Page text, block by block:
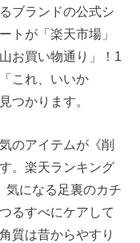
ブランドの公式シ
トが「楽天市場」
お買い物通り」！1
これ、いいか
つかります。
のアイテムが《削
。楽天ランキング
気になる足裏のカチ
るすべにケアして
質は昔からやすり